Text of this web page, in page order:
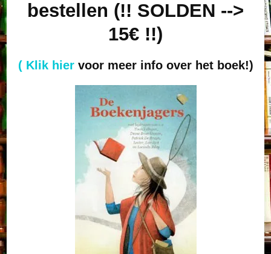
bestellen (!! SOLDEN -->
15€ !!)
( Klik hiervoor meer info over het boek!)